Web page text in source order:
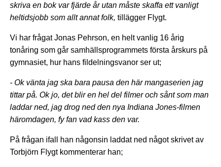
skriva en bok var fjärde år utan måste skaffa ett vanligt
heltidsjobb som allt annat folk, tillägger Flygt.
Vi har frågat Jonas Pehrson, en helt vanlig 16 årig
tonåring som går samhällsprogrammets första årskurs på
gymnasiet, hur hans fildelningsvanor ser ut;
- Ok vänta jag ska bara pausa den här mangaserien jag
tittar på. Ok jo, det blir en hel del filmer och sånt som man
laddar ned, jag drog ned den nya Indiana Jones-filmen
häromdagen, fy fan vad kass den var.
På frågan ifall han någonsin laddat ned något skrivet av
Torbjörn Flygt kommenterar han;